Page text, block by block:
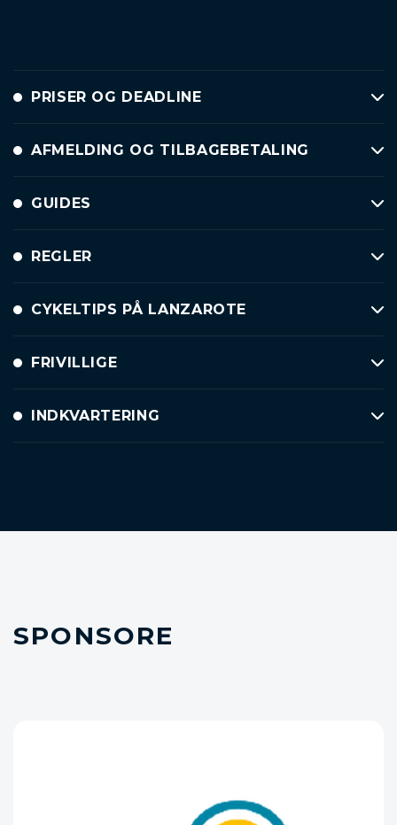
PRISER OG DEADLINE
AFMELDING OG TILBAGEBETALING
GUIDES
REGLER
CYKELTIPS PÅ LANZAROTE
FRIVILLIGE
INDKVARTERING
SPONSORE